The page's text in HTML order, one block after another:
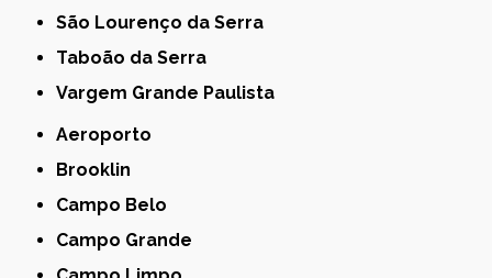
São Lourenço da Serra
Taboão da Serra
Vargem Grande Paulista
Aeroporto
Brooklin
Campo Belo
Campo Grande